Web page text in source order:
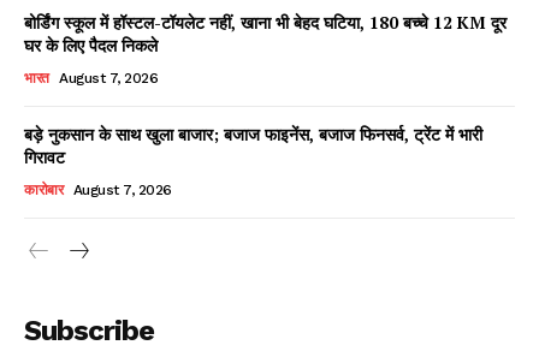
बोर्डिंग स्कूल में हॉस्टल-टॉयलेट नहीं, खाना भी बेहद घटिया, 180 बच्चे 12 KM दूर
घर के लिए पैदल निकले
भारत August 7, 2026
बड़े नुकसान के साथ खुला बाजार; बजाज फाइनेंस, बजाज फिनसर्व, ट्रेंट में भारी
गिरावट
कारोबार August 7, 2026
Subscribe